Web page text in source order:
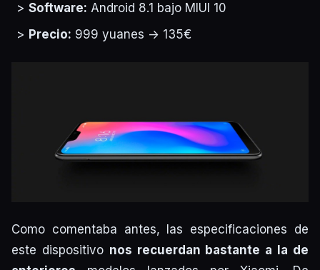
Software: Android 8.1 bajo MIUI 10
Precio: 999 yuanes -> 135€
Como comentaba antes, las especificaciones de
este dispositivo nos recuerdan bastante a la de